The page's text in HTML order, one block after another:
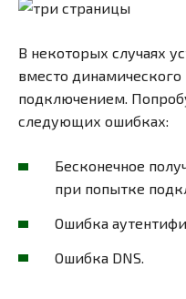
В некоторых случаях
вместо
подключением.
следующих ошибках:
Бесконечное
при попытке
Ошибка
Ошибка DNS.